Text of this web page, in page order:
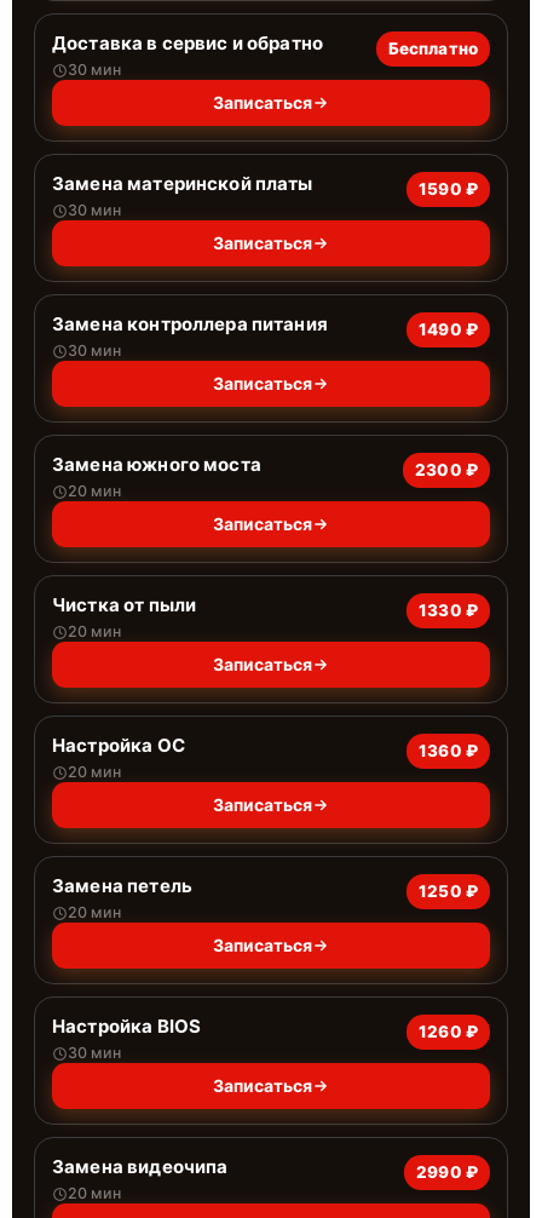
Доставка в сервис и обратно
30 мин
Бесплатно
Записаться
Замена материнской платы
30 мин
1590 ₽
Записаться
Замена контроллера питания
30 мин
1490 ₽
Записаться
Замена южного моста
20 мин
2300 ₽
Записаться
Чистка от пыли
20 мин
1330 ₽
Записаться
Настройка ОС
20 мин
1360 ₽
Записаться
Замена петель
20 мин
1250 ₽
Записаться
Настройка BIOS
30 мин
1260 ₽
Записаться
Замена видеочипа
20 мин
2990 ₽